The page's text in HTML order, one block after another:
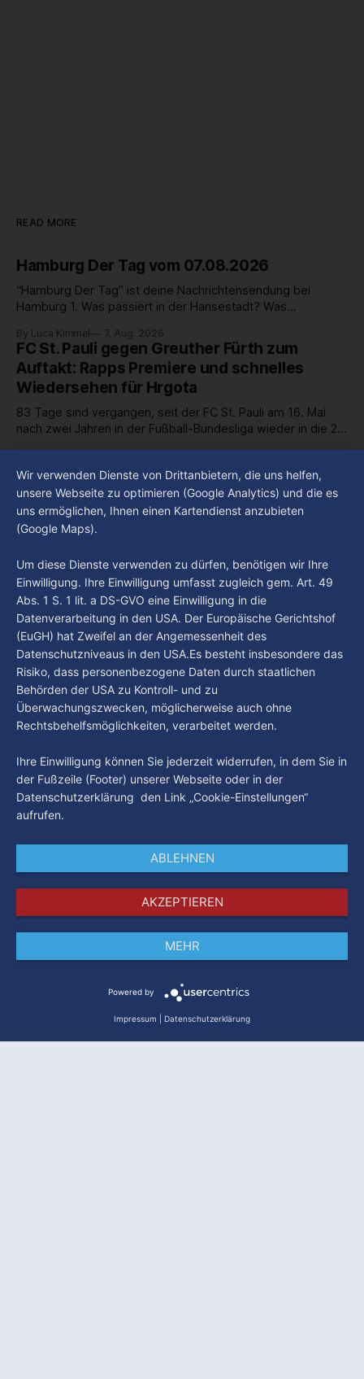
READ MORE
Hamburg Der Tag vom 07.08.2026
“Hamburg Der Tag” ist deine Nachrichtensendung bei
Hamburg 1. Was passiert in der Hansestadt? Was
in unserer Stadt an? Fragen, die von Montag bis Freitag LIVE
um 18 Uhr beantwortet werden - auf YouTube und im TV.
By Luca Kimmel 7. Aug. 2026
FC St. Pauli gegen Greuther Fürth zum
Auftakt: Rapps Premiere und schnelles
Wiedersehen für Hrgota
83 Tage sind vergangen, seit der FC St. Pauli am 16. Mai
nach zwei Jahren in der Fußball-Bundesliga wieder in die 2.
haben den Kiezclub verlassen. Dafür kamen in den letzten
Wochen einige
Im Gespräch mit Christian Pothe - Heute zu
Gast: Götz Tintelnot
By Luca Kimmel 6. Aug. 2026
Nissi's Kunstwelt - Folge 18
By Luca Kimmel 6. Aug. 2026
Datenschutz
Wir verwenden Dienste von Drittanbietern, die uns helfen,
unsere Webseite zu optimieren (Google Analytics) und die es
uns ermöglichen, Ihnen einen Kartendienst anzubieten
(Google Maps).
Um diese Dienste verwenden zu dürfen, benötigen wir Ihre
Einwilligung. Ihre Einwilligung umfasst zugleich gem. Art. 49
Abs. 1 S. 1 lit. a DS-GVO eine Einwilligung in die
Datenverarbeitung in den USA. Der Europäische Gerichtshof
(EuGH) hat Zweifel an der Angemessenheit des
Datenschutzniveaus in den USA.Es besteht insbesondere das
Risiko, dass personenbezogene Daten durch staatlichen
Behörden der USA zu Kontroll- und zu
Überwachungszwecken, möglicherweise auch ohne
Rechtsbehelfsmöglichkeiten, verarbeitet werden.
Ihre Einwilligung können Sie jederzeit widerrufen, in dem Sie in
der Fußzeile (Footer) unserer Webseite oder in der
Datenschutzerklärung den Link „Cookie-Einstellungen“
aufrufen.
ABLEHNEN
AKZEPTIEREN
MEHR
Powered by
Impressum Datenschutzerklärung